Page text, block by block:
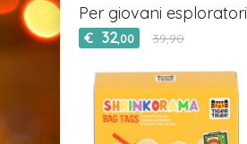
Per giovani esploratori
€ 32,00 39,90